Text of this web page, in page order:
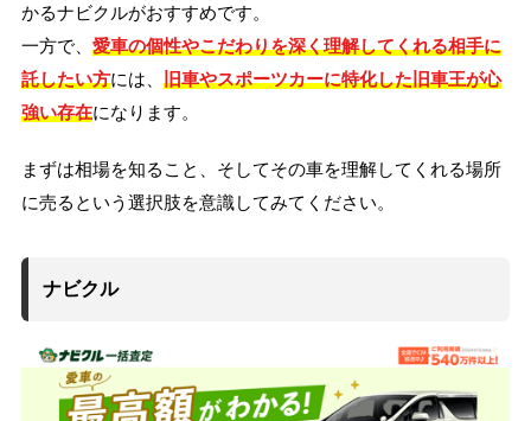
かるナビクルがおすすめです。
一方で、 愛車の個性やこだわりを深く理解してくれる相手に
託したい方には、 旧車やスポーツカーに特化した旧車王が心
強い存在になります。
まずは相場を知ること、そしてその車を理解してくれる場所
に売るという選択肢を意識してみてください。
ナビクル